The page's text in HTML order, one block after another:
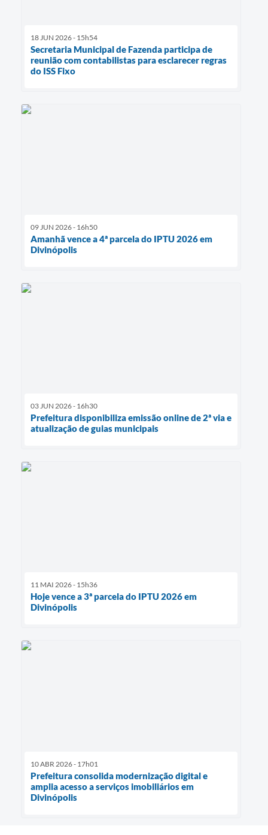
18 JUN 2026 - 15h54
Secretaria Municipal de Fazenda participa de
reunião com contabilistas para esclarecer regras
do ISS Fixo
09 JUN 2026 - 16h50
Amanhã vence a 4ª parcela do IPTU 2026 em
Divinópolis
03 JUN 2026 - 16h30
Prefeitura disponibiliza emissão online de 2ª via e
atualização de guias municipais
11 MAI 2026 - 15h36
Hoje vence a 3ª parcela do IPTU 2026 em
Divinópolis
10 ABR 2026 - 17h01
Prefeitura consolida modernização digital e
amplia acesso a serviços imobiliários em
Divinópolis